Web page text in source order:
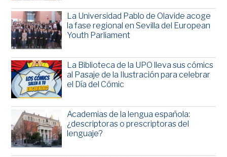
La Universidad Pablo de Olavide acoge
la fase regional en Sevilla del European
Youth Parliament
La Biblioteca de la UPO lleva sus cómics
al Pasaje de la Ilustración para celebrar
el Día del Cómic
Academias de la lengua española:
¿descriptoras o prescriptoras del
lenguaje?